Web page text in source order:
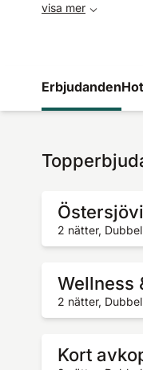
visa mer
Erbjudanden
2 nätter,
Wellness
2 nätter,
Kort